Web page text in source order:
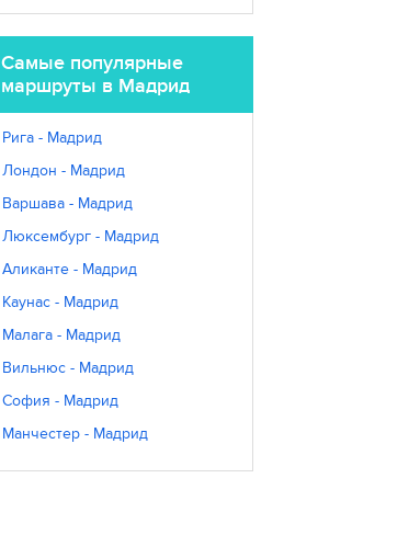
Самые популярные
маршруты в Мадрид
Рига - Мадрид
Лондон - Мадрид
Варшава - Мадрид
Люксембург - Мадрид
Аликанте - Мадрид
Каунас - Мадрид
Малага - Мадрид
Вильнюс - Мадрид
София - Мадрид
Манчестер - Мадрид